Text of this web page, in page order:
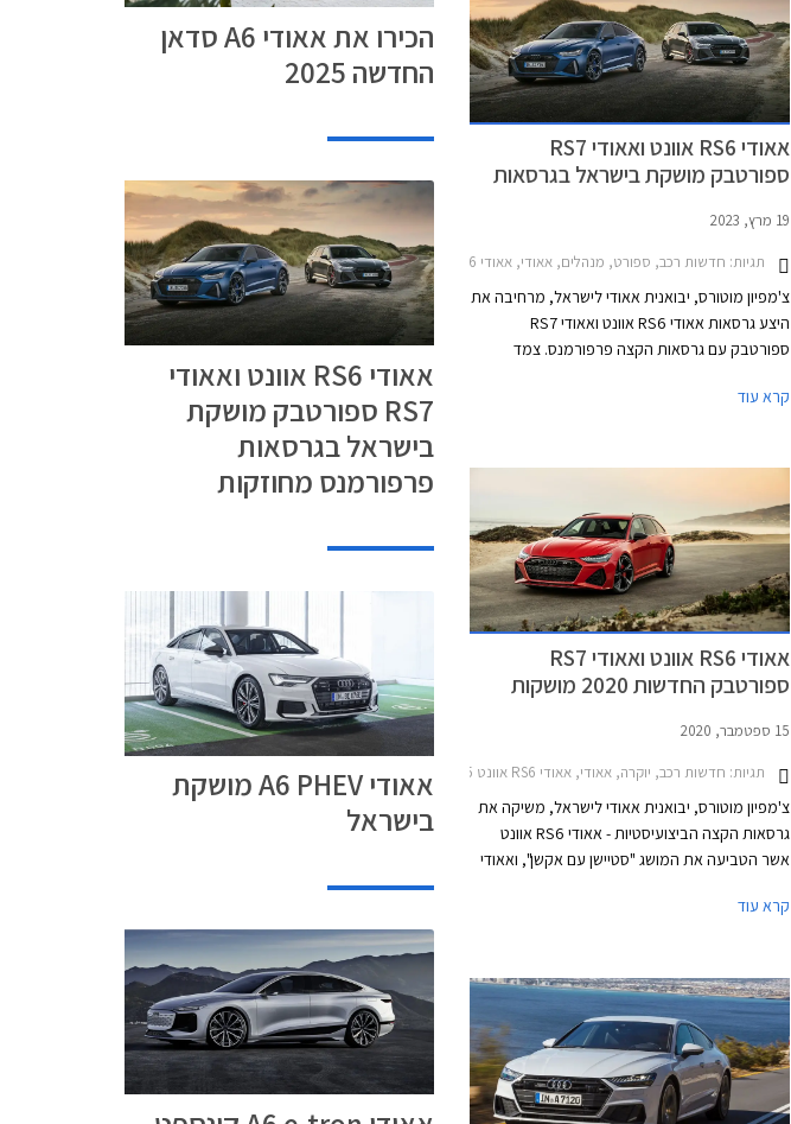
אאודי RS6 אוונט ואאודי RS7
ספורטבק מושקת בישראל בגרסאות
19 מרץ, 2023
תגיות: חדשות רכב, ספורט, מנהלים, אאודי, אאודי RS6 אוונט 2021-2025אאודי RS7 2021-2026
צ'מפיון מוטורס, יבואנית אאודי לישראל, מרחיבה את
היצע גרסאות אאודי RS6 אוונט ואאודי RS7
ספורטבק עם גרסאות הקצה פרפורמנס. צמד
ספורטבק.
קרא עוד
אאודי RS6 אוונט ואאודי RS7
ספורטבק החדשות 2020 מושקות
15 ספטמבר, 2020
תגיות: חדשות רכב, יוקרה, אאודי, אאודי RS6 אוונט 2021-2025, אאודי RS7 2021-2026מחירון רכב
צ'מפיון מוטורס, יבואנית אאודי לישראל, משיקה את
גרסאות הקצה הביצועיסטיות - אאודי RS6 אוונט
אשר הטביעה את המושג "סטיישן עם אקשן", ואאודי
קרא עוד
הכירו את אאודי A6 סדאן
החדשה 2025
אאודי RS6 אוונט ואאודי
RS7 ספורטבק מושקת
בישראל בגרסאות
פרפורמנס מחוזקות
אאודי A6 PHEV מושקת
בישראל